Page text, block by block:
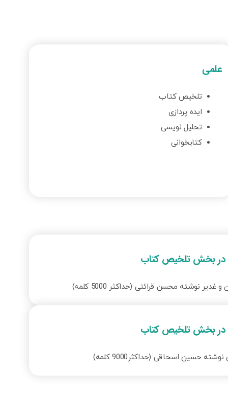
علمی
تلخیص کتاب
ایده پردازی
تحلیل نویسی
کتابخوانی
در بخش تلخیص کتاب
نوشته محسن قرائتی (حداکثر 5000 کلمه)
در بخش تلخیص کتاب
حسین اسحاقی (حداکثر9000 کلمه)